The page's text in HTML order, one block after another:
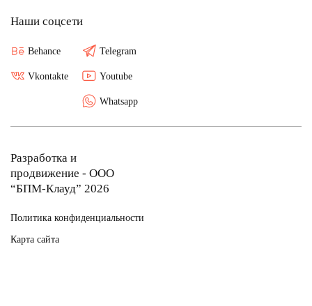
Наши соцсети
Behance
Vkontakte
Telegram
Youtube
Whatsapp
Разработка и
продвижение - ООО
“БПМ-Клауд” 2026
Карта сайта
Политика конфиденциальности